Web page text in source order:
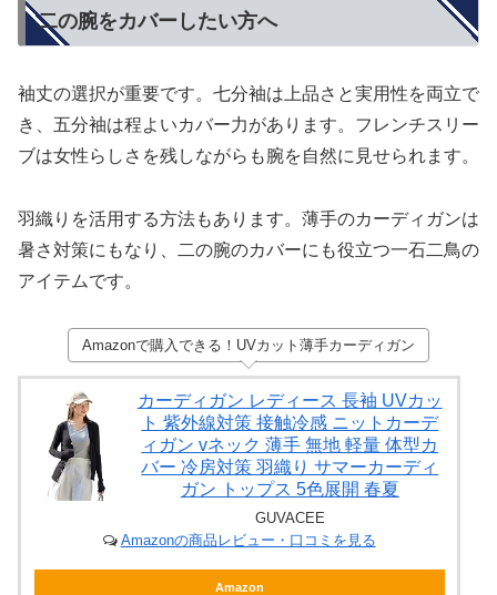
二の腕をカバーしたい方へ
袖丈の選択が重要です。七分袖は上品さと実用性を両立で
き、五分袖は程よいカバー力があります。フレンチスリー
ブは女性らしさを残しながらも腕を自然に見せられます。
羽織りを活用する方法もあります。薄手のカーディガンは
暑さ対策にもなり、二の腕のカバーにも役立つ一石二鳥の
アイテムです。
Amazonで購入できる！UVカット薄手カーディガン
カーディガン レディース 長袖 UVカッ
ト 紫外線対策 接触冷感 ニットカーデ
ィガン vネック 薄手 無地 軽量 体型カ
バー 冷房対策 羽織り サマーカーディ
ガン トップス 5色展開 春夏
GUVACEE
Amazonの商品レビュー・口コミを見る
Amazon